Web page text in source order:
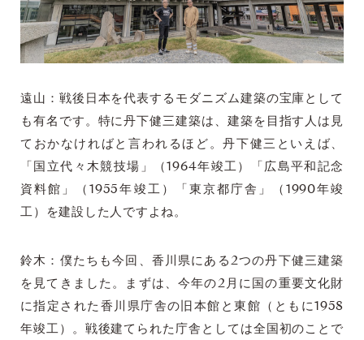
遠山：戦後日本を代表するモダニズム建築の宝庫として
も有名です。特に丹下健三建築は、建築を目指す人は見
ておかなければと言われるほど。丹下健三といえば、
「国立代々木競技場」（1964年竣工）「広島平和記念
資料館」（1955年竣工）「東京都庁舎」（1990年竣
工）を建設した人ですよね。
鈴木：僕たちも今回、香川県にある2つの丹下健三建築
を見てきました。まずは、今年の2月に国の重要文化財
に指定された香川県庁舎の旧本館と東館（ともに1958
年竣工）。戦後建てられた庁舎としては全国初のことで